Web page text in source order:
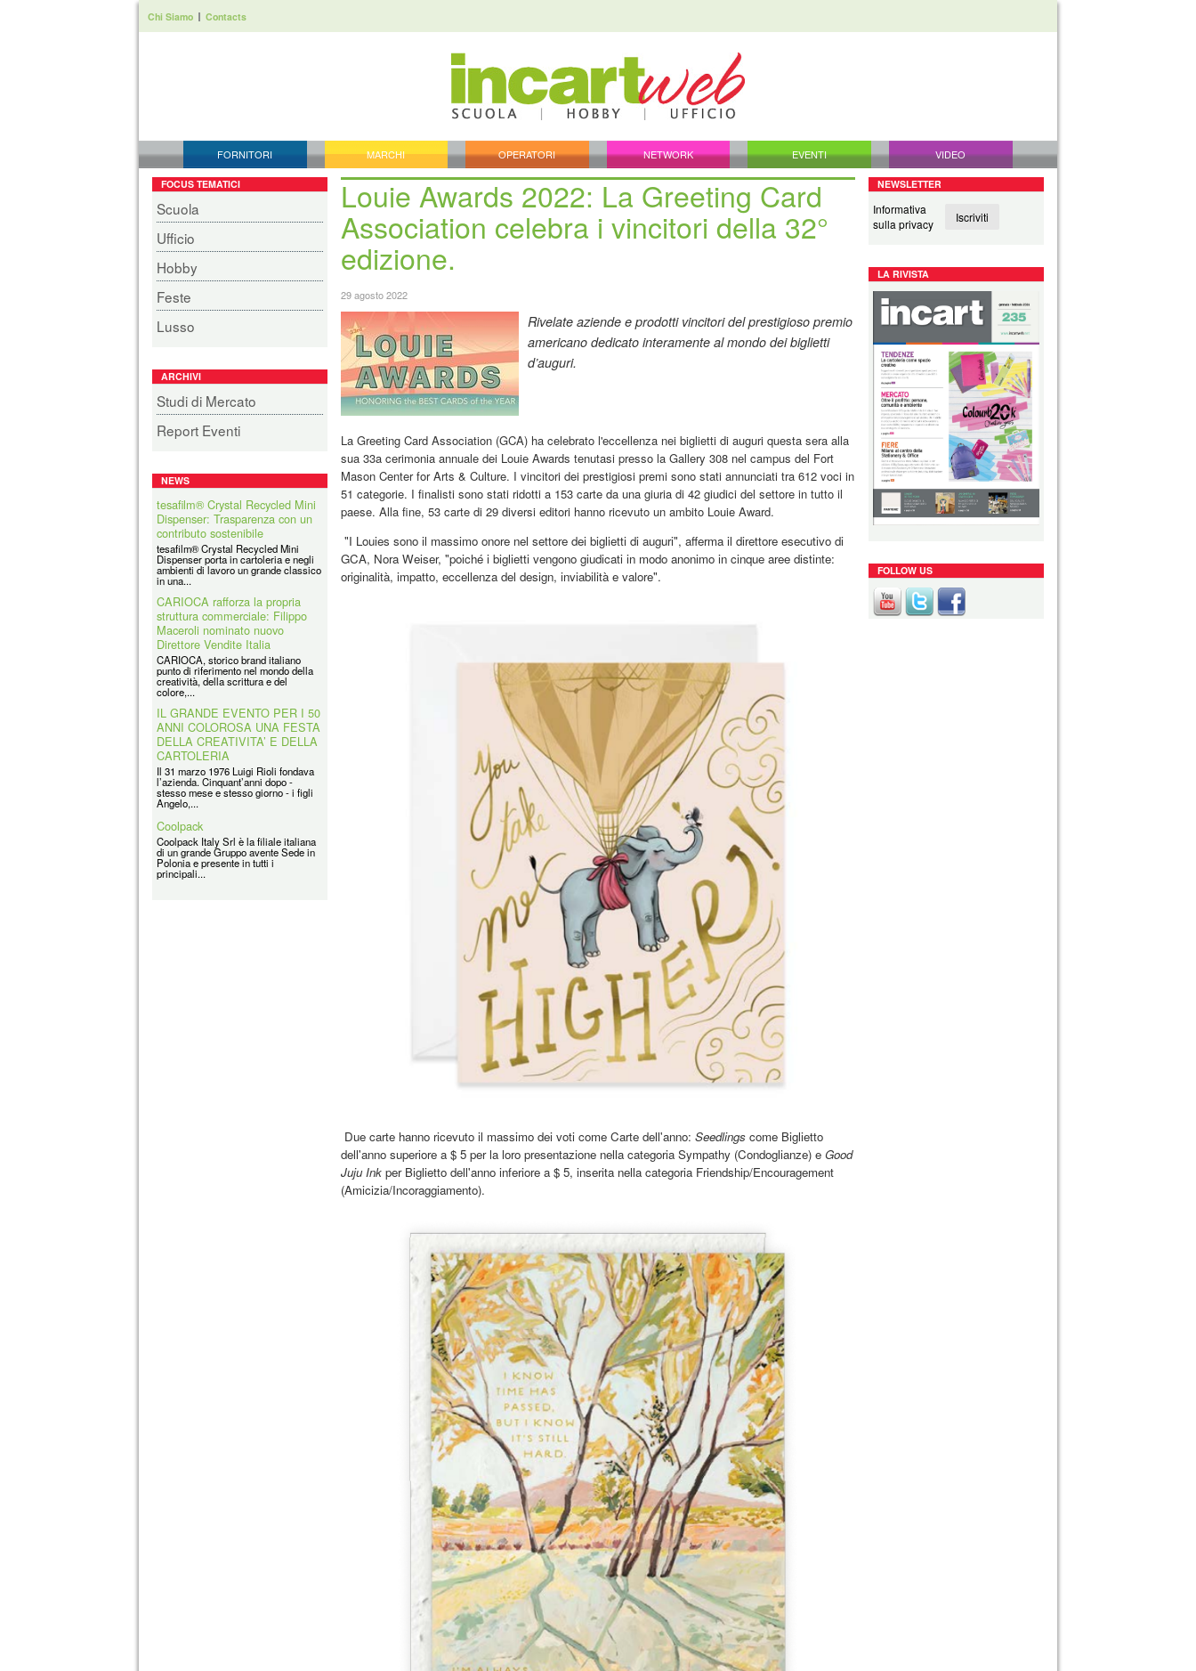
Chi Siamo Contacts
FORNITORI MARCHI OPERATORI NETWORK EVENTI VIDEO
Louie Awards 2022: La Greeting Card
Association celebra i vincitori della 32°
edizione.
29 agosto 2022
Rivelate aziende e prodotti vincitori del prestigioso premio
americano dedicato interamente al mondo dei biglietti
d’auguri.
La Greeting Card Association (GCA) ha celebrato l'eccellenza nei biglietti di auguri questa sera alla
sua 33a cerimonia annuale dei Louie Awards tenutasi presso la Gallery 308 nel campus del Fort
Mason Center for Arts & Culture. I vincitori dei prestigiosi premi sono stati annunciati tra 612 voci in
51 categorie. I finalisti sono stati ridotti a 153 carte da una giuria di 42 giudici del settore in tutto il
paese. Alla fine, 53 carte di 29 diversi editori hanno ricevuto un ambito Louie Award.
"I Louies sono il massimo onore nel settore dei biglietti di auguri", afferma il direttore esecutivo di
GCA, Nora Weiser, "poiché i biglietti vengono giudicati in modo anonimo in cinque aree distinte:
originalità, impatto, eccellenza del design, inviabilità e valore".
Due carte hanno ricevuto il massimo dei voti come Carte dell'anno: Seedlingscome Biglietto
dell'anno superiore a $ 5 per la loro presentazione nella categoria Sympathy (Condoglianze) e Good
Juju Inkper Biglietto dell'anno inferiore a $ 5, inserita nella categoria Friendship/Encouragement
(Amicizia/Incoraggiamento).
FOCUS TEMATICI
Scuola
Ufficio
Hobby
Feste
Lusso
ARCHIVI
Studi di Mercato
Report Eventi
NEWS
tesafilm® Crystal Recycled Mini
Dispenser: Trasparenza con un
contributo sostenibile
tesafilm® Crystal Recycled Mini
Dispenser porta in cartoleria e negli
ambienti di lavoro un grande classico
in una...
CARIOCA rafforza la propria
struttura commerciale: Filippo
Maceroli nominato nuovo
Direttore Vendite Italia
CARIOCA, storico brand italiano
punto di riferimento nel mondo della
creatività, della scrittura e del
colore,...
IL GRANDE EVENTO PER I 50
ANNI COLOROSA UNA FESTA
DELLA CREATIVITA’ E DELLA
CARTOLERIA
Il 31 marzo 1976 Luigi Rioli fondava
l’azienda. Cinquant’anni dopo -
stesso mese e stesso giorno - i figli
Angelo,...
Coolpack
Coolpack Italy Srl è la filiale italiana
di un grande Gruppo avente Sede in
Polonia e presente in tutti i
principali...
NEWSLETTER
Informativa
sulla privacy
Iscriviti
LA RIVISTA
FOLLOW US